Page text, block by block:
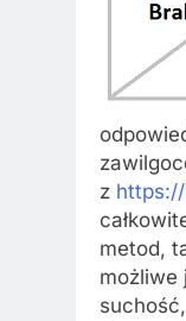
z
metod,
możliwe